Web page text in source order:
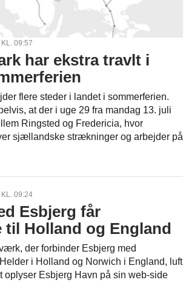
09:57
har ekstra travlt i
flere steder i landet i sommerferien.
at der i uge 29 fra mandag 13. juli
Ringsted og Fredericia, hvor
sjællandske strækninger og arbejder på
09:24
Esbjerg får
til Holland og England
der forbinder Esbjerg med
i Holland og Norwich i England, luft
oplyser Esbjerg Havn på sin web-side